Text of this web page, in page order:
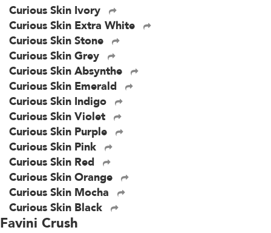
Curious Skin Ivory
Curious Skin Extra White
Curious Skin Stone
Curious Skin Grey
Curious Skin Absynthe
Curious Skin Emerald
Curious Skin Indigo
Curious Skin Violet
Curious Skin Purple
Curious Skin Pink
Curious Skin Red
Curious Skin Orange
Curious Skin Mocha
Curious Skin Black
Favini Crush